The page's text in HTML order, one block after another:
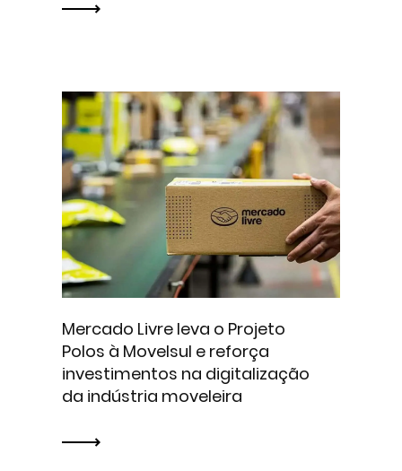
Mercado Livre leva o Projeto
Polos à Movelsul e reforça
investimentos na digitalização
da indústria moveleira